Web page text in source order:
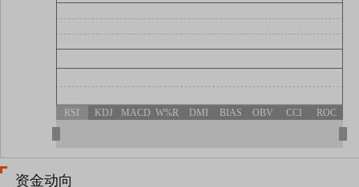
05-13
RSI KDJ MACD W%R DMI BIAS OBV CCI ROC
资金动向